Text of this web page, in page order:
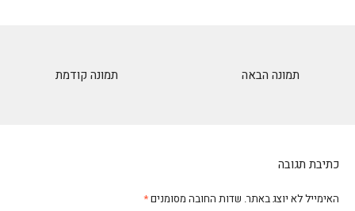
תמונה קודמת תמונה הבאה
כתיבת תגובה
האימייל לא יוצג באתר. שדות החובה מסומנים*